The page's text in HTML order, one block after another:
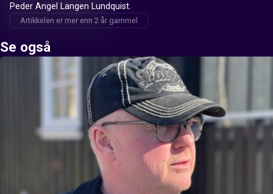
Peder Angel Langen Lundquist.
Artikkelen er mer enn 2 år gammel
Se også